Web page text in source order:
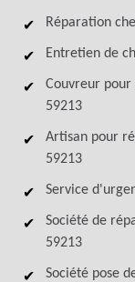
Réparation
Entretien de
Couvreur
59213
Artisan pour
59213
Service
Société de
59213
Société pose